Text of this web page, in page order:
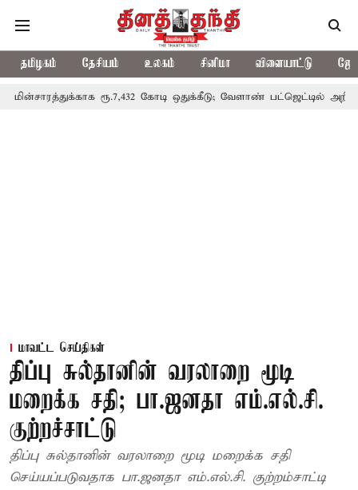
தமிழகம் தேசியம் உலகம் சினிமா விளையாட்டு
ரூ.7,432 கோடி ஒதுக்கீடு; வேளாண் பட்ஜெட்டில் அறிவிப்பு
மாவட்ட செய்திகள்
திப்பு சுல்தானின் வரலாறை மூடி
மறைக்க சதி; பா.ஜனதா எம்.எல்.சி.
குற்றச்சாட்டு
திப்பு சுல்தானின் வரலாறை மூடி மறைக்க சதி
செய்யப்படுவதாக பா.ஜனதா எம்.எல்.சி. குற்றம்சாட்டி